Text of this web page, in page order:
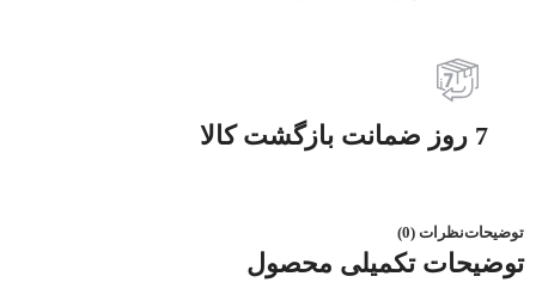
7 روز ضمانت بازگشت کالا
توضیحاتنظرات (0)
توضیحات تکمیلی محصول